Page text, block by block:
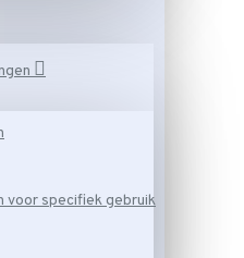
voor specifiek gebruik